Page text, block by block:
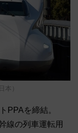
本）
PPAを締結。
線の列車運転用